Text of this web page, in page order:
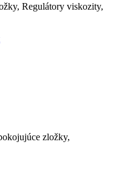
Regulátory viskozity,
zložky,